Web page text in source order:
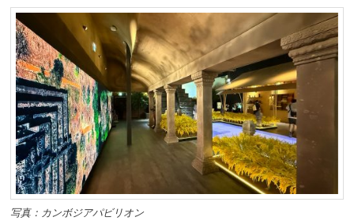
写真：カンボジアパビリオン